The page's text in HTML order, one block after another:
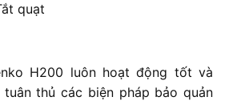
quạt
H200 luôn hoạt động tốt và
thủ các biện pháp bảo quản